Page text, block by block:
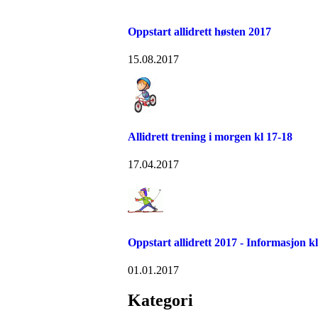
Oppstart allidrett høsten 2017
15.08.2017
Allidrett trening i morgen kl 17-18
17.04.2017
Oppstart allidrett 2017 - Informasjon
01.01.2017
Kategori